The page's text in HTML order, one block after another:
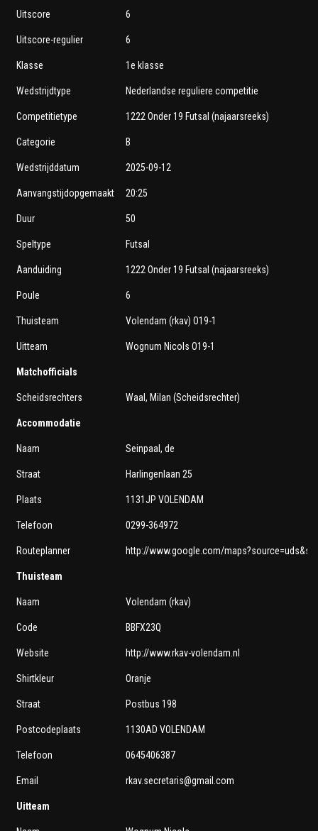
Uitscore 6
Uitscore-regulier 6
Klasse 1e klasse
Wedstrijdtype Nederlandse reguliere competitie
Competitietype 1222 Onder 19 Futsal (najaarsreeks)
Categorie B
Wedstrijddatum 2025-09-12
Aanvangstijdopgemaakt 20:25
Duur 50
Speltype Futsal
Aanduiding 1222 Onder 19 Futsal (najaarsreeks)
Poule 6
Thuisteam Volendam (rkav) O19-1
Uitteam Wognum Nicols O19-1
Matchofficials
Scheidsrechters Waal, Milan (Scheidsrechter)
Accommodatie
Naam Seinpaal, de
Straat Harlingenlaan 25
Plaats 1131JP VOLENDAM
Telefoon 0299-364972
Routeplanner http://www.google.com/
Thuisteam
Naam Volendam (rkav)
Code BBFX23Q
Website http://www.rkav-volendam.nl
Shirtkleur Oranje
Straat Postbus 198
Postcodeplaats 1130AD VOLENDAM
Telefoon 0645406387
Email rkav.secretaris@gmail.com
Uitteam